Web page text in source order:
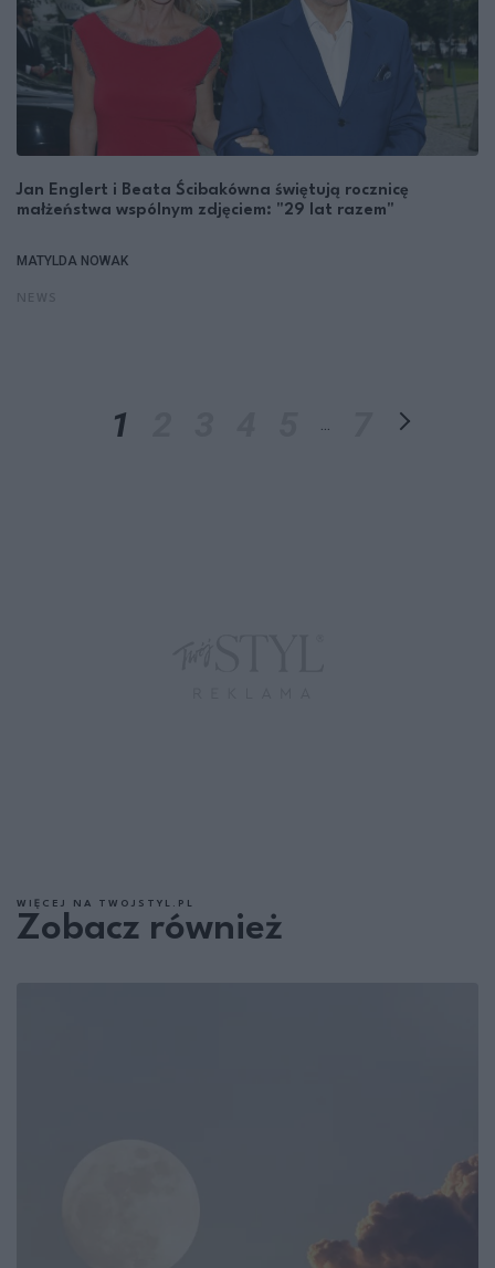
Jan Englert i Beata Ścibakówna świętują rocznicę
małżeństwa wspólnym zdjęciem: "29 lat razem"
MATYLDA NOWAK
1 ...
WIĘCEJ NA TWOJSTYL.PL
Zobacz również